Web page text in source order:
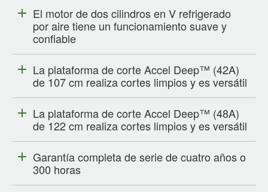
El motor de dos cilindros en V refrigerado
por aire tiene un funcionamiento suave y
confiable
La plataforma de corte Accel Deep™ (42A)
de 107 cm realiza cortes limpios y es versátil
La plataforma de corte Accel Deep™ (48A)
de 122 cm realiza cortes limpios y es versátil
Garantía completa de serie de cuatro años o
300 horas